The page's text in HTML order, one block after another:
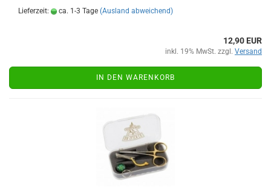
Lieferzeit: ca. 1-3 Tage (Ausland abweichend)
12,90 EUR
inkl. 19% MwSt. zzgl. Versand
IN DEN WARENKORB